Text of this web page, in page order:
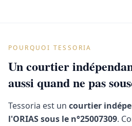
POURQUOI TESSORIA
Un courtier
aussi quand ne pas
Tessoria est un courtier
l'ORIAS sous le n°25007309.